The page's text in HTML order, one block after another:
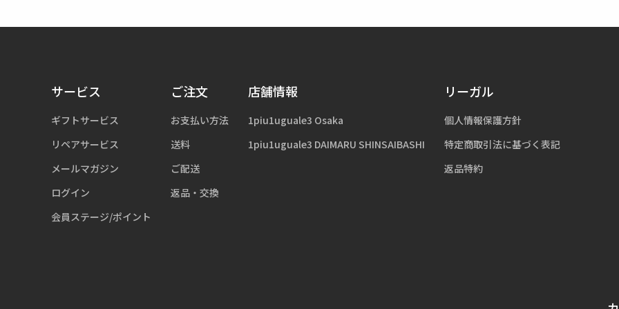
サービス
ギフトサービス
リペアサービス
メールマガジン
ログイン
会員ステージ/ポイント
ご注文
お支払い方法
送料
ご配送
返品・交換
店舗情報
1piu1uguale3 Osaka
1piu1uguale3 DAIMARU SHINSAIBASHI
リーガル
個人情報保護方針
特定商取引法に基づく表記
返品特約